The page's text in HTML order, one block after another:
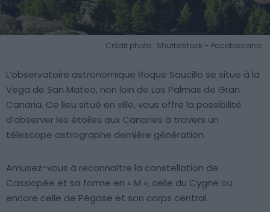
Crédit photo : Shutterstock – Pacotoscano
L’observatoire astronomique Roque Saucillo se situe à la
Vega de San Mateo, non loin de Las Palmas de Gran
Canaria. Ce lieu situé en ville, vous offre la possibilité
d’observer les étoiles aux Canaries à travers un
télescope astrographe dernière génération.
Amusez-vous à reconnaître la constellation de
Cassiopée et sa forme en « M », celle du Cygne ou
encore celle de Pégase et son corps central.